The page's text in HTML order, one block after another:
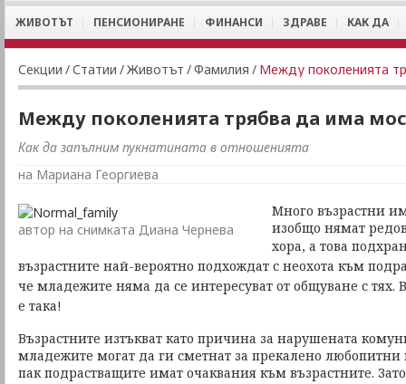
ЖИВОТЪТ ПЕНСИОНИРАНЕ ФИНАНСИ ЗДРАВЕ КАК ДА
Секции /Статии /Животът /Фамилия / Между поколенията
Между поколенията трябва да има
Как да запълним пукнатината в отношенията
на Мариана Георгиева
автор на снимката Диана Чернева
Много възрастни
изобщо нямат
хора, а това
възрастните най-вероятно подхождат с неохота към
че младежите няма да се интересуват от общуване с тях.
е така!
Възрастните изтъкват като причина за нарушената
младежите могат да ги сметнат за прекалено любопитни
пак подрастващите имат очаквания към възрастните.